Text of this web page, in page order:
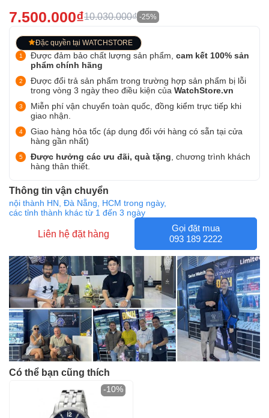
7.500.000₫10.030.000₫ -25%
Đặc quyền tại WATCHSTORE
Được đảm bảo chất lượng sản phẩm, cam kết 100% sản
phẩm chính hãng
Được đổi trả sản phẩm trong trường hợp sản phẩm bị lỗi
trong vòng 3 ngày theo điều kiện của WatchStore.vn
Miễn phí vận chuyển toàn quốc, đồng kiểm trực tiếp khi
giao nhận.
Giao hàng hỏa tốc (áp dụng đối với hàng có sẵn tại cửa
hàng gần nhất)
Được hưởng các ưu đãi, quà tặng , chương trình khách
hàng thân thiết.
Thông tin vận chuyển
nội thành HN, Đà Nẵng, HCM trong ngày,
các tỉnh thành khác từ 1 đến 3 ngày
Liên hệ đặt hàng
Gọi đặt mua
093 189 2222
Có thể bạn cũng thích
-10%